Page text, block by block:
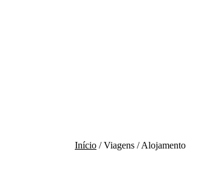
Início / Viagens / Alojamento